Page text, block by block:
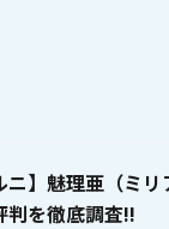
ニ】魅理亜（ミ
判を徹底調査!!